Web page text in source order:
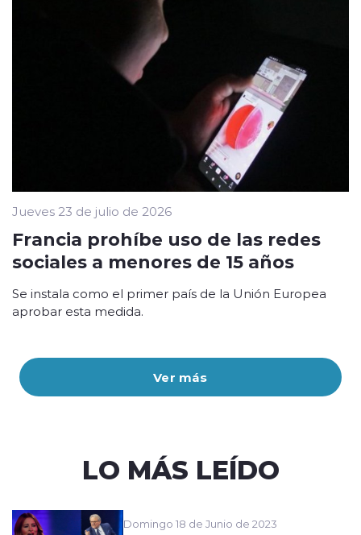
Ver más
Jueves 23 de julio de 2026
Francia prohíbe uso de las redes
sociales a menores de 15 años
Se instala como el primer país de la Unión Europea
aprobar esta medida.
LO MÁS LEÍDO
Domingo 18 de Junio de 2023